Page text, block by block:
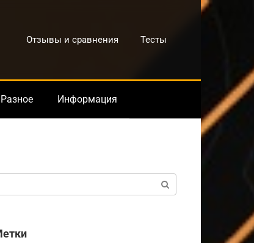
Отзывы и сравнения Тесты
Разное Информация